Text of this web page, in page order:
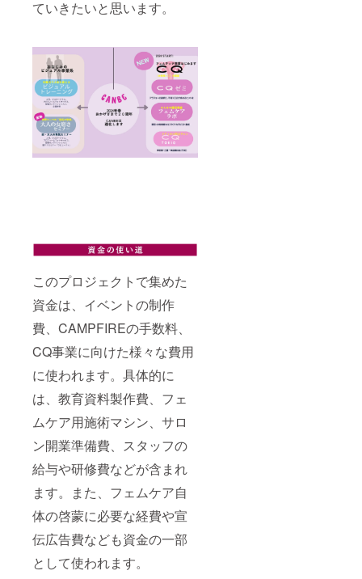
ていきたいと思います。
このプロジェクトで集めた
資金は、イベントの制作
費、CAMPFIREの手数料、
CQ事業に向けた様々な費用
に使われます。具体的に
は、教育資料製作費、フェ
ムケア用施術マシン、サロ
ン開業準備費、スタッフの
給与や研修費などが含まれ
ます。また、フェムケア自
体の啓蒙に必要な経費や宣
伝広告費なども資金の一部
として使われます。